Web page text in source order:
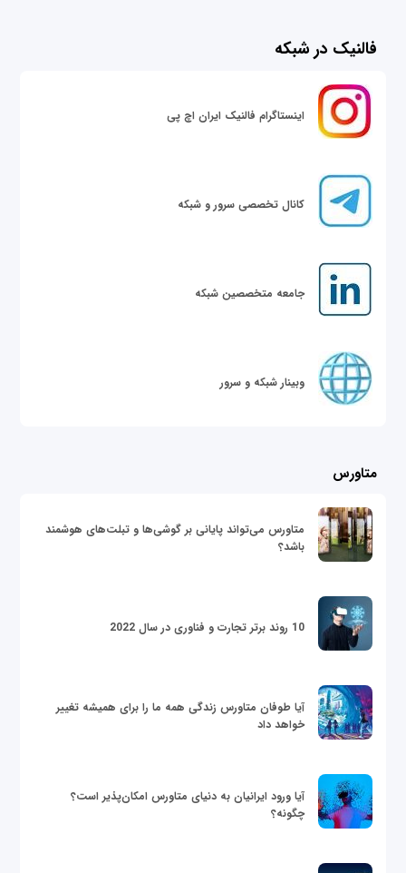
فالنیک در شبکه
اینستاگرام فالنیک ایران اچ پی
کانال تخصصی سرور و شبکه
جامعه متخصصین شبکه
وبینار شبکه و سرور
متاورس
متاورس می‌تواند پایانی بر گوشی‌ها و تبلت‌های هوشمند
باشد؟
10 روند برتر تجارت و فناوری در سال 2022
آیا طوفان متاورس زندگی همه ما را برای همیشه تغییر
خواهد داد
آیا ورود ایرانیان به دنیای متاورس امکان‌پذیر است؟
چگونه؟